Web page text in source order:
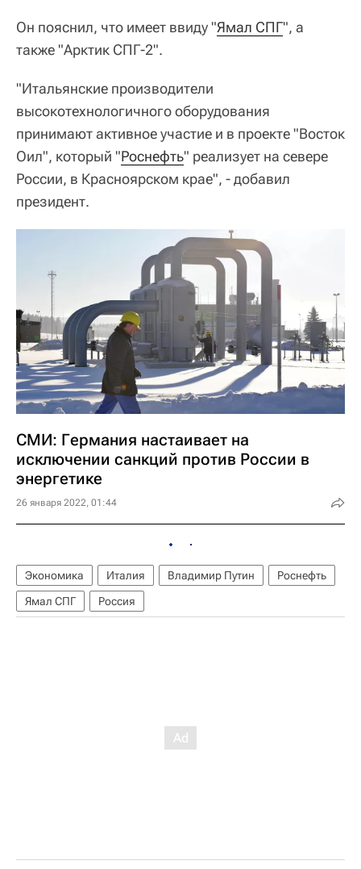
Он пояснил, что имеет ввиду "Ямал СПГ", а
также "Арктик СПГ-2".
"Итальянские производители
высокотехнологичного оборудования
принимают активное участие и в проекте "Восток
Оил", который "Роснефть" реализует на севере
России, в Красноярском крае", - добавил
президент.
СМИ: Германия настаивает на
исключении санкций против России в
энергетике
26 января 2022, 01:44
Экономика Италия Владимир Путин
Роснефть
Ямал СПГ
Россия